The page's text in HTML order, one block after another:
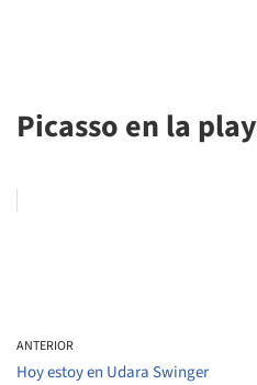
Picasso en la
ANTERIOR
Hoy estoy en Udara Swinger